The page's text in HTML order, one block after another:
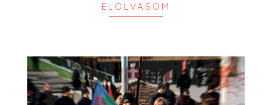
ELOLVASOM